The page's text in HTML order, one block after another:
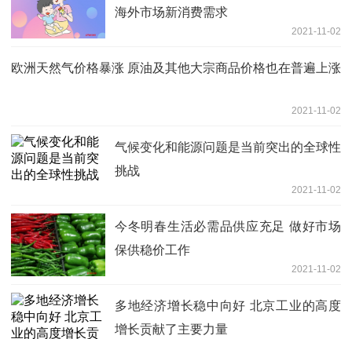
海外市场新消费需求
2021-11-02
欧洲天然气价格暴涨 原油及其他大宗商品价格也在普遍上涨
2021-11-02
气候变化和能源问题是当前突出的全球性
挑战
2021-11-02
今冬明春生活必需品供应充足 做好市场
保供稳价工作
2021-11-02
多地经济增长稳中向好 北京工业的高度
增长贡献了主要力量